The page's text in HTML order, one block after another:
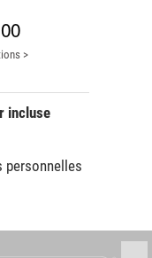
>
incluse
personnelles